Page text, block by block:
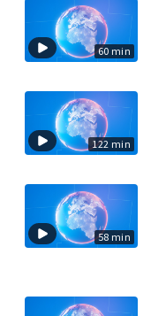
60 min
122 min
58 min